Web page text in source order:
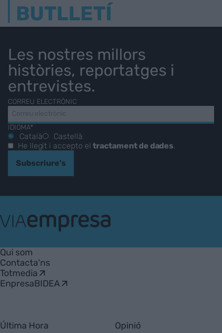
BUTLLETÍ
Les nostres millors
històries, reportatges i
entrevistes.
CORREU ELECTRÒNIC
IDIOMA*
Català
Castellà
He llegit i accepto eltractament de dades
Subscriure's
Empresa
Qui som
Contacta'ns
Totmedia
EnpresaBIDEA
Última Hora Opinió